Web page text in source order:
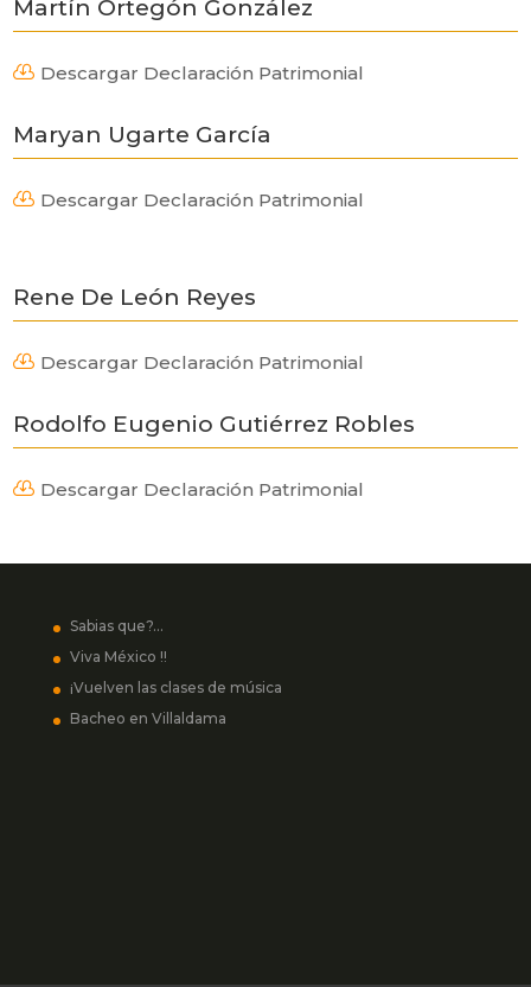
Martín Ortegón González
 Descargar Declaración Patrimonial
Maryan Ugarte García
 Descargar Declaración Patrimonial
Rene De León Reyes
 Descargar Declaración Patrimonial
Rodolfo Eugenio Gutiérrez Robles
 Descargar Declaración Patrimonial
Sabias que?…
Viva México !!
¡Vuelven las clases de música
Bacheo en Villaldama